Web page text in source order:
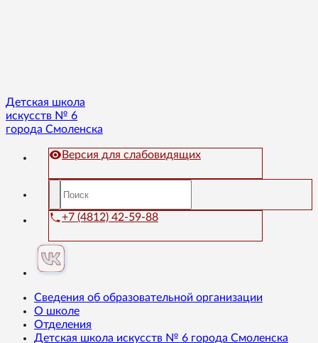
Детская школа
искусств № 6
города Смоленска
Версия для слабовидящих
+7 (4812) 42-59-88
Сведения об образовательной организации
О школе
Отделения
Детская школа искусств № 6 города Смоленска